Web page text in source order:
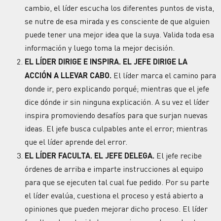
cambio, el líder escucha los diferentes puntos de vista,
se nutre de esa mirada y es consciente de que alguien
puede tener una mejor idea que la suya. Valida toda esa
información y luego toma la mejor decisión.
EL LÍDER DIRIGE E INSPIRA. EL JEFE DIRIGE LA
ACCIÓN A LLEVAR CABO. El líder marca el camino para
donde ir, pero explicando porqué; mientras que el jefe
dice dónde ir sin ninguna explicación. A su vez el líder
inspira promoviendo desafíos para que surjan nuevas
ideas. El jefe busca culpables ante el error; mientras
que el líder aprende del error.
EL LÍDER FACULTA. EL JEFE DELEGA. El jefe recibe
órdenes de arriba e imparte instrucciones al equipo
para que se ejecuten tal cual fue pedido. Por su parte
el líder evalúa, cuestiona el proceso y está abierto a
opiniones que pueden mejorar dicho proceso. El líder